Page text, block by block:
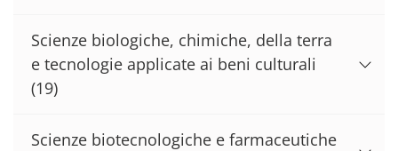
Scienze biologiche, chimiche, della terra
e tecnologie applicate ai beni culturali
(19)
Scienze biotecnologiche e farmaceutiche